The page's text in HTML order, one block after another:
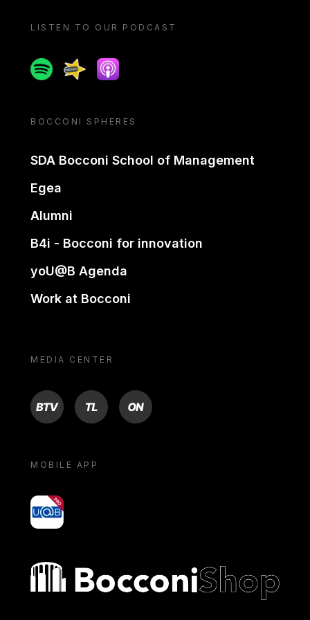
LISTEN TO OUR PODCAST
SpotifySpreakerApple podcast
BOCCONI SPHERES
SDA Bocconi School of Management
Egea
Alumni
B4i - Bocconi for innovation
yoU@B Agenda
Work at Bocconi
MEDIA CENTER
BTV TL ON
MOBILE APP
yoU@B
Bocconi shop